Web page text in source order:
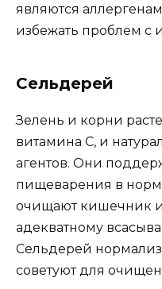
являются
избежать проблем с
Сельдерей
Зелень и корни
витамина С, и
агентов. Они
пищеварения в
очищают кишечник и
адекватному
Сельдерей
советуют для